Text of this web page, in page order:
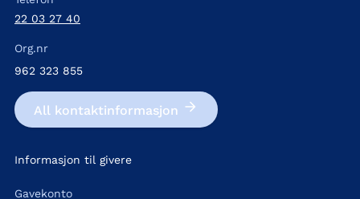
22 03 27 40
Org.nr
962 323 855
All kontakt­informasjon
Informasjon til givere
Gavekonto